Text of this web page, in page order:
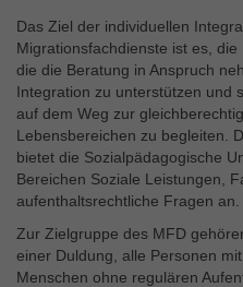
Das Ziel der individuellen
Migrationsfachdienste ist es, die
die die Beratung in Anspruch
Integration zu unterstützen und
auf dem Weg zur
Lebensbereichen zu begleiten.
bietet die Sozialpädagogische
Bereichen Soziale Leistungen,
aufenthaltsrechtliche Fragen an.
Zur Zielgruppe des MFD
einer Duldung, alle Personen
Menschen ohne regulären